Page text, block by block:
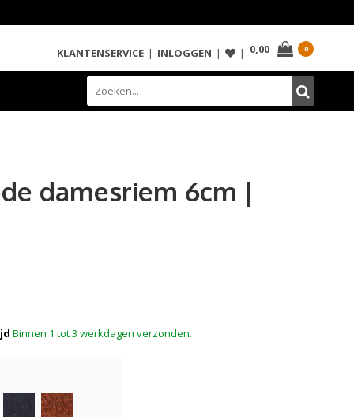
KLANTENSERVICE | INLOGGEN | | 0,00 0
damesriem 6cm |
Binnen 1 tot 3 werkdagen verzonden.